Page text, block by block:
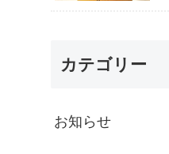
カテゴリー
お知らせ